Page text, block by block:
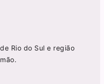
Rio do Sul e região